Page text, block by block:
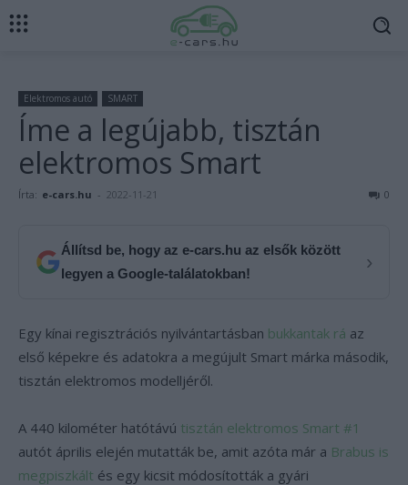
Elektromos autó SMART
Íme a legújabb, tisztán
elektromos Smart
Írta: e-cars.hu - 2022-11-21 0
Állítsd be, hogy az e-cars.hu az elsők között
legyen a Google-találatokban!
›
Egy kínai regisztrációs nyilvántartásban bukkantak rá az
első képekre és adatokra a megújult Smart márka második,
tisztán elektromos modelljéről.
A 440 kilométer hatótávú tisztán elektromos Smart #1
autót április elején mutatták be, amit azóta már a Brabus is
megpiszkált és egy kicsit módosították a gyári